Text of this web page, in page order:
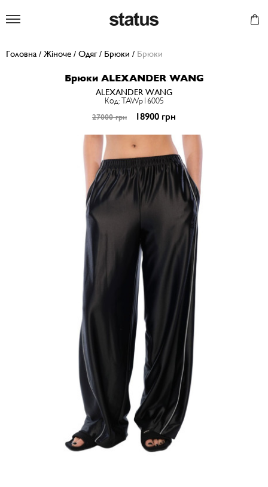
Головна / Жіноче / Одяг/ Брюки / Брюки
Брюки ALEXANDER WANG
ALEXANDER WANG
Код: TAWp16005
27000 грн 18900 грн